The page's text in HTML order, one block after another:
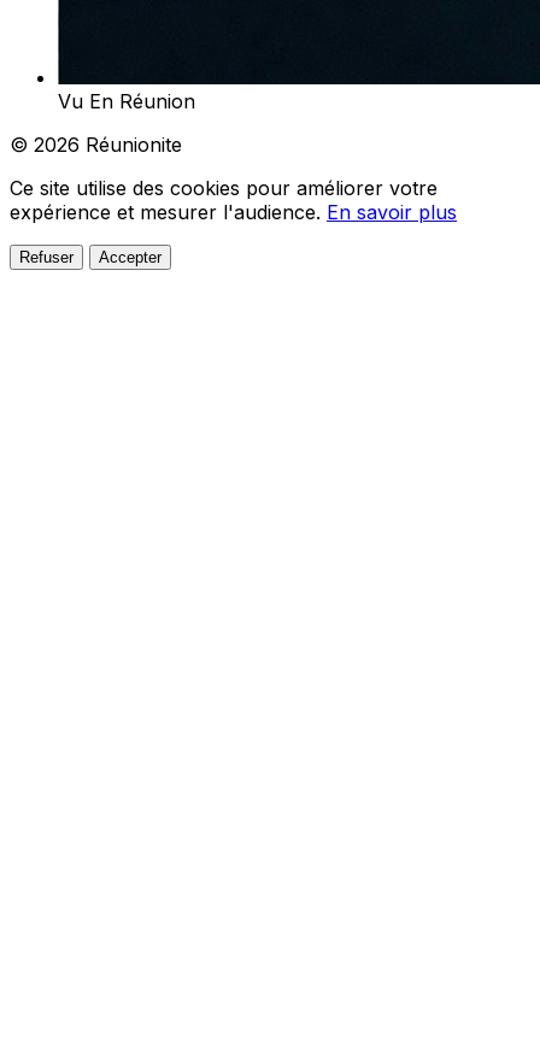
Vu En Réunion
© 2026 Réunionite
Ce site utilise des cookies pour améliorer votre
expérience et mesurer l'audience. En savoir plus
Refuser Accepter